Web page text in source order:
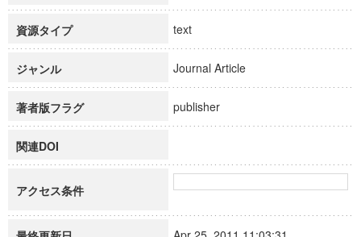
資源タイプ text
ジャンル Journal Article
著者版フラグ publisher
関連DOI
アクセス条件